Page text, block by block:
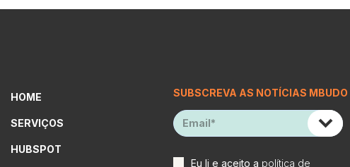
HOME
SERVIÇOS
HUBSPOT
SUBSCREVA AS NOTÍCIAS MBUDO
Eu li e aceito a política de